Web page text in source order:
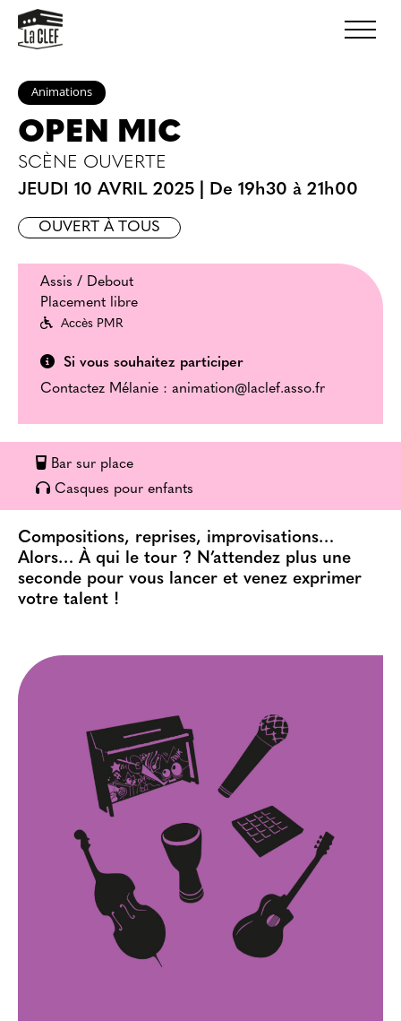
Animations
OPEN MIC
SCÈNE OUVERTE
JEUDI 10 AVRIL 2025
De 19h30 à 21h00
OUVERT À TOUS
Assis / Debout
Placement libre
Accès PMR
Si vous souhaitez participer
Contactez Mélanie : animation@laclef.asso.fr
Bar sur place
Casques pour enfants
Compositions, reprises, improvisations…
Alors… À qui le tour ? N’attendez plus une
seconde pour vous lancer et venez exprimer
votre talent !